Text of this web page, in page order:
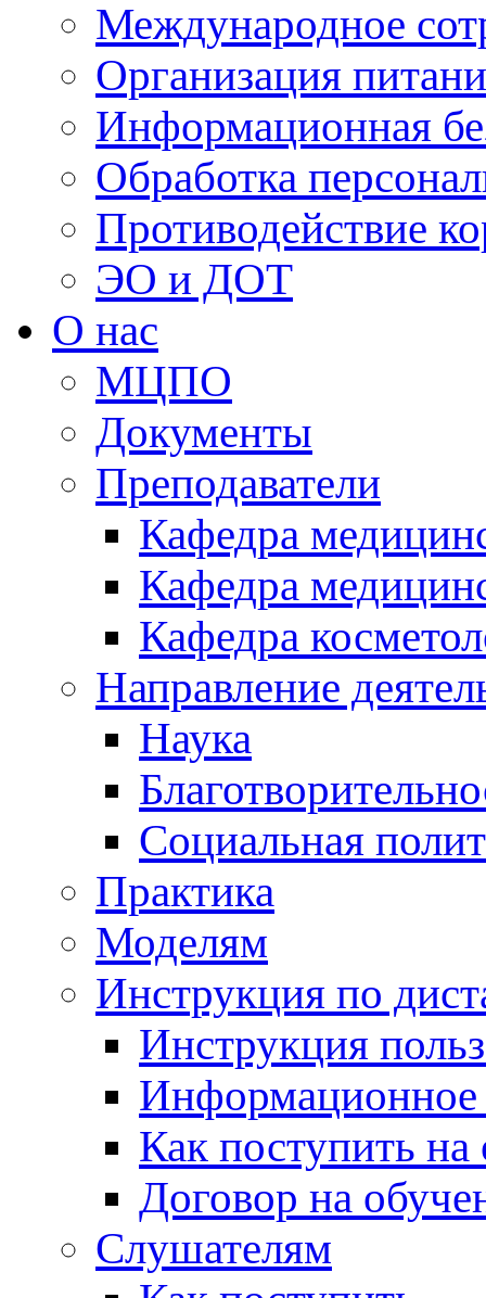
Международное
Организация
Информационная
Обработка
Противодействие
ЭО и ДОТ
О нас
МЦПО
Документы
Преподаватели
Кафедра
Кафедра
Кафедра
Направление
Наука
Социальная
Практика
Моделям
Инструкция по
Инструкция
Информационное
Как поступить на
Договор на
Слушателям